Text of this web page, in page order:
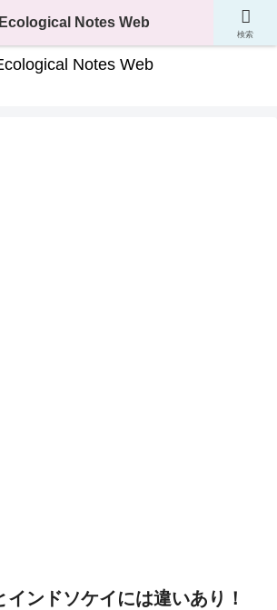
の分類・生態・進化が分かるサイト
Notes Web
インドソケイには違いあり！
Ecological Notes Web
検索